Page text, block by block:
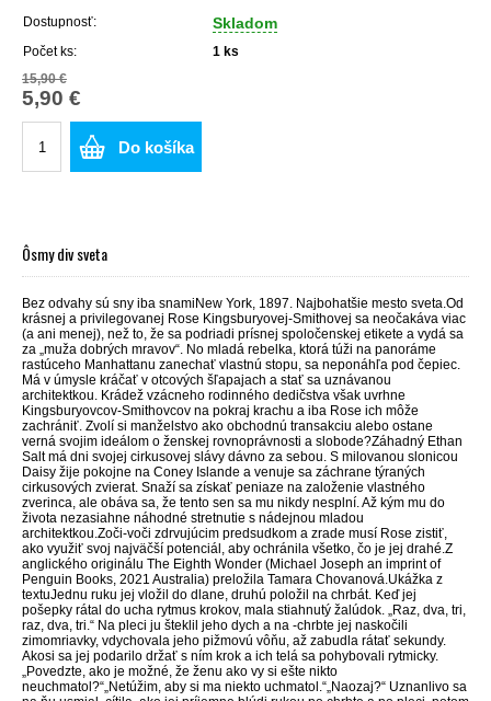
Dostupnosť: Skladom
Počet ks: 1 ks
15,90 €
5,90 €
Do košíka
Ôsmy div sveta
Bez odvahy sú sny iba snamiNew York, 1897. Najbohatšie mesto sveta.Od
krásnej a privilegovanej Rose Kingsburyovej-Smithovej sa neočakáva viac
(a ani menej), než to, že sa podriadi prísnej spoločenskej etikete a vydá sa
za „muža dobrých mravov“. No mladá rebelka, ktorá túži na panoráme
rastúceho Manhattanu zanechať vlastnú stopu, sa neponáhľa pod čepiec.
Má v úmysle kráčať v otcových šľapajach a stať sa uznávanou
architektkou. Krádež vzácneho rodinného dedičstva však uvrhne
Kingsburyovcov-Smithovcov na pokraj krachu a iba Rose ich môže
zachrániť. Zvolí si manželstvo ako obchodnú transakciu alebo ostane
verná svojim ideálom o ženskej rovnoprávnosti a slobode?Záhadný Ethan
Salt má dni svojej cirkusovej slávy dávno za sebou. S milovanou slonicou
Daisy žije pokojne na Coney Islande a venuje sa záchrane týraných
cirkusových zvierat. Snaží sa získať peniaze na založenie vlastného
zverinca, ale obáva sa, že tento sen sa mu nikdy nesplní. Až kým mu do
života nezasiahne náhodné stretnutie s nádejnou mladou
architektkou.Zoči-voči zdrvujúcim predsudkom a zrade musí Rose zistiť,
ako využiť svoj najväčší potenciál, aby ochránila všetko, čo je jej drahé.Z
anglického originálu The Eighth Wonder (Michael Joseph an imprint of
Penguin Books, 2021 Australia) preložila Tamara Chovanová.Ukážka z
textuJednu ruku jej vložil do dlane, druhú položil na chrbát. Keď jej
pošepky rátal do ucha rytmus krokov, mala stiahnutý žalúdok. „Raz, dva, tri,
raz, dva, tri.“ Na pleci ju šteklil jeho dych a na -chrbte jej naskočili
zimomriavky, vdychovala jeho pižmovú vôňu, až zabudla rátať sekundy.
Akosi sa jej podarilo držať s ním krok a ich telá sa pohybovali rytmicky.
„Povedzte, ako je možné, že ženu ako vy si ešte nikto
neuchmatol?“„Netúžim, aby si ma niekto uchmatol.“„Naozaj?“ Uznanlivo sa